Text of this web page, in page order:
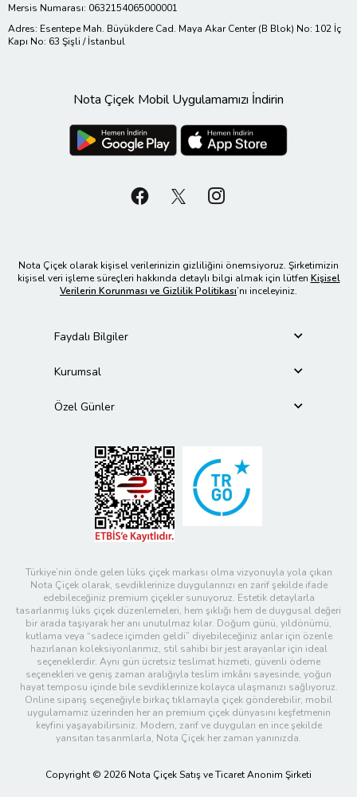
Mersis Numarası: 0632154065000001
Adres: Esentepe Mah. Büyükdere Cad. Maya Akar Center (B Blok) No: 102 İç
Kapı No: 63 Şişli / İstanbul
Nota Çiçek Mobil Uygulamamızı İndirin
Nota Çiçek olarak kişisel verilerinizin gizliliğini önemsiyoruz. Şirketimizin
kişisel veri işleme süreçleri hakkında detaylı bilgi almak için lütfen Kişisel
Verilerin Korunması ve Gizlilik Politikası’nı inceleyiniz.
Faydalı Bilgiler
Kurumsal
Özel Günler
Türkiye’nin önde gelen lüks çiçek markası olma vizyonuyla yola çıkan
Nota Çiçek olarak, sevdiklerinize duygularınızı en zarif şekilde ifade
edebileceğiniz premium çiçekler sunuyoruz. Estetik detaylarla
tasarlanmış lüks çiçek düzenlemeleri, hem şıklığı hem de duygusal değeri
bir arada taşıyarak her anı unutulmaz kılar. Doğum günü, yıldönümü,
kutlama veya “sadece içimden geldi” diyebileceğiniz anlar için özenle
hazırlanan koleksiyonlarımız, stil sahibi bir jest arayanlar için ideal
seçeneklerdir. Aynı gün ücretsiz teslimat hizmeti, güvenli ödeme
seçenekleri ve geniş zaman aralığıyla teslim imkânı sayesinde, yoğun
hayat temposu içinde bile sevdiklerinize kolayca ulaşmanızı sağlıyoruz.
Online sipariş seçeneğiyle birkaç tıklamayla çiçek gönderebilir, mobil
uygulamamız üzerinden her an premium çiçek dünyasını keşfetmenin
keyfini yaşayabilirsiniz. Modern, zarif ve duyguları en ince şekilde
yansıtan tasarımlarla, Nota Çiçek her zaman yanınızda.
Copyright © 2026 Nota Çiçek Satış ve Ticaret Anonim Şirketi